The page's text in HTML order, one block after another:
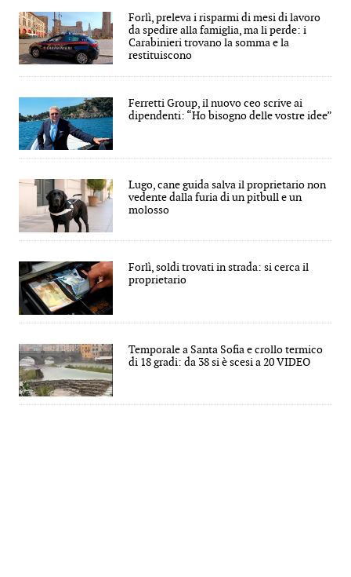
Forlì, preleva i risparmi di mesi di lavoro
da spedire alla famiglia, ma li perde: i
Carabinieri trovano la somma e la
restituiscono
Ferretti Group, il nuovo ceo scrive ai
dipendenti: “Ho bisogno delle vostre idee”
Lugo, cane guida salva il proprietario non
vedente dalla furia di un pitbull e un
molosso
Forlì, soldi trovati in strada: si cerca il
proprietario
Temporale a Santa Sofia e crollo termico
di 18 gradi: da 38 si è scesi a 20 VIDEO